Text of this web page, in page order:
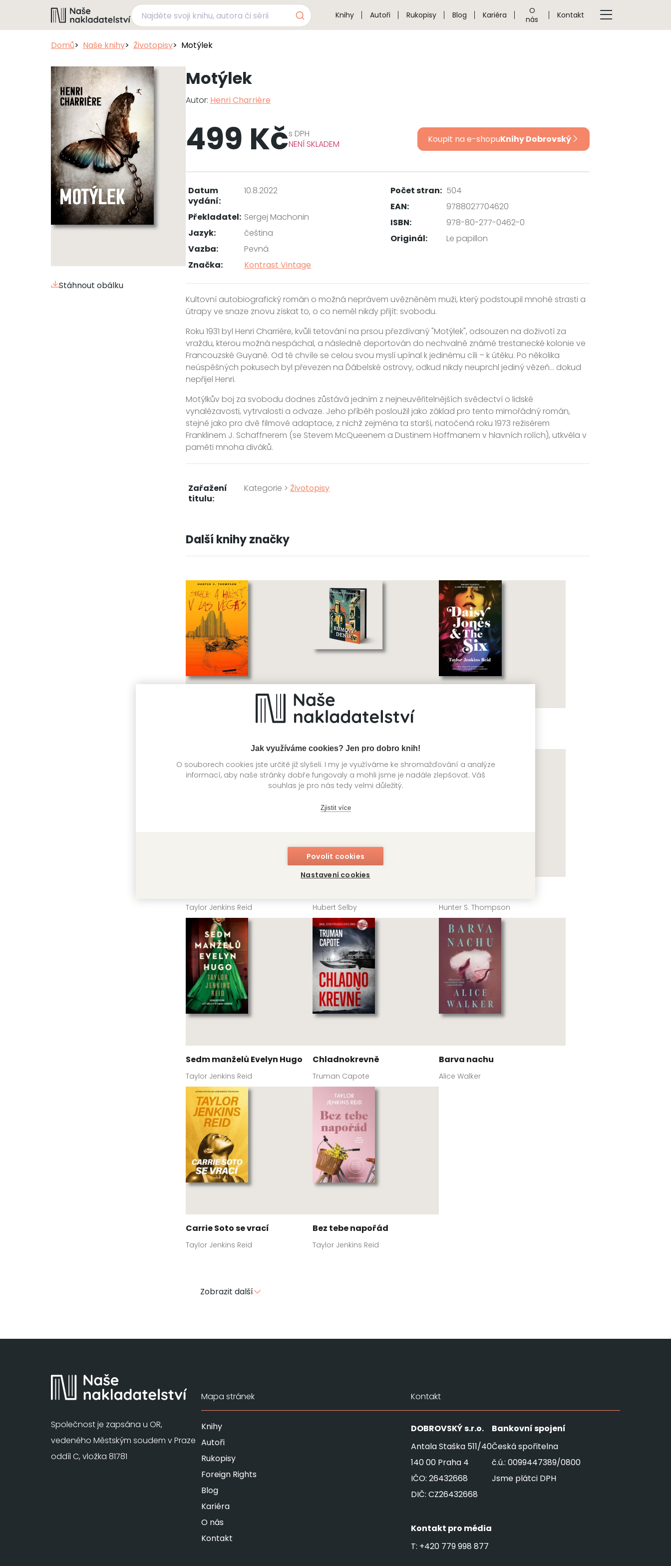
Jak využíváme cookies? Jen pro dobro knih!
O souborech cookies jste určitě již slyšeli. I my je využíváme ke shromažďování a analýze
informací, aby naše stránky dobře fungovaly a mohli jsme je nadále zlepšovat. Váš
souhlas je pro nás tedy velmi důležitý.
Zjistit více
Povolit cookies
Nastavení cookies
Knihy Autoři Rukopisy Blog Kariéra
O
nás
Kontakt
Domů Naše knihy Životopisy Motýlek
Stáhnout obálku
Motýlek
Autor: Henri Charrière
499 Kčs DPH
NENÍ SKLADEM
Koupit na e-shopuKnihy Dobrovský
Datum
vydání:
10.8.2022
Překladatel: Sergej Machonin
Jazyk:
čeština
Vazba:
Pevná
Počet stran: 504
EAN:
9788027704620
ISBN:
978-80-277-0462-0
Originál:
Le papillon
Značka: Kontrast Vintage
Kultovní autobiografický román o možná neprávem uvězněném muži, který podstoupil mnohé strasti a
útrapy ve snaze znovu získat to, o co neměl nikdy přijít: svobodu.
Roku 1931 byl Henri Charrière, kvůli tetování na prsou přezdívaný "Motýlek", odsouzen na doživotí za
vraždu, kterou možná nespáchal, a následně deportován do nechvalně známé trestanecké kolonie ve
Francouzské Guyaně. Od té chvíle se celou svou myslí upínal k jedinému cíli – k útěku. Po několika
neúspěšných pokusech byl převezen na Ďábelské ostrovy, odkud nikdy neuprchl jediný vězeň... dokud
nepřijel Henri.
Motýlkův boj za svobodu dodnes zůstává jedním z nejneuvěřitelnějších svědectví o lidské
vynalézavosti, vytrvalosti a odvaze. Jeho příběh posloužil jako základ pro tento mimořádný román,
stejně jako pro dvě filmové adaptace, z nichž zejména ta starší, natočená roku 1973 režisérem
Franklinem J. Schaffnerem (se Stevem McQueenem a Dustinem Hoffmanem v hlavních rolích), utkvěla v
paměti mnoha diváků.
Zařažení
titulu:
Kategorie > Životopisy
Další knihy značky
Strach a hnus v Las Vegas Rumový deník
Taylor Jenkins Reid Hubert Selby Hunter S. Thompson
Sedm manželů Evelyn Hugo
Taylor Jenkins Reid
Chladnokrevně
Truman Capote
Barva nachu
Alice Walker
Carrie Soto se vrací
Taylor Jenkins Reid
Bez tebe napořád
Taylor Jenkins Reid
Zobrazit další
Společnost je zapsána u OR,
vedeného Městským soudem v Praze
oddíl C, vložka 81781
Mapa stránek
Knihy
Autoři
Rukopisy
Foreign Rights
Blog
Kariéra
O nás
Kontakt
Kontakt
DOBROVSKÝs.r.o.
Antala Staška 511/40
140 00 Praha 4
IČO: 26432668
DIČ: CZ26432668
Bankovní spojení
Česká spořitelna
č.ú.: 0099447389/0800
Jsme plátci DPH
Kontakt pro média
T: +420 779 998 877